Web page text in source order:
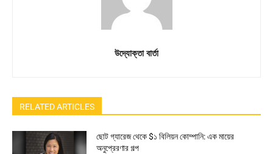
উদ্যোক্তা বার্তা
RELATED ARTICLES
ছোট গ্যারেজ থেকে $১ বিলিয়ন কোম্পানি: এক মায়ের
অনুপ্রেরণার গল্প